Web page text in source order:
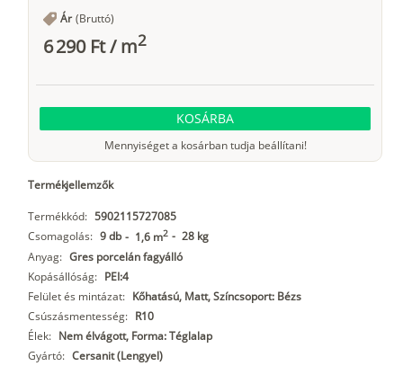
Ár (Bruttó)
6 290 Ft/m2
KOSÁRBA
Mennyiséget a kosárban tudja beállítani!
Termékjellemzők
Termékkód: 5902115727085
Csomagolás: 9 db - 1,6 m2 - 28 kg
Anyag: Gres porcelán fagyálló
Kopásállóság: PEI:4
Felület és mintázat: Kőhatású, Matt, Színcsoport: Bézs
Csúszásmentesség: R10
Élek: Nem élvágott, Forma: Téglalap
Gyártó: Cersanit (Lengyel)